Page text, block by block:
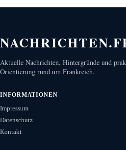
Aktuelle Nachrichten, Hintergründe und
Orientierung rund um Frankreich.
INFORMATIONEN
Impressum
Datenschutz
Kontakt